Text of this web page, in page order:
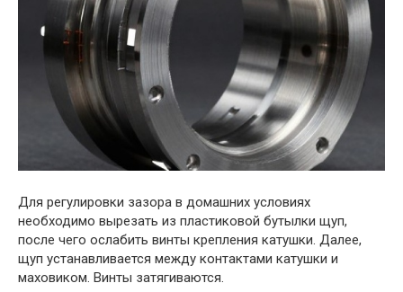
Для регулировки зазора в домашних условиях
необходимо вырезать из пластиковой бутылки щуп,
после чего ослабить винты крепления катушки. Далее,
щуп устанавливается между контактами катушки и
маховиком. Винты затягиваются.